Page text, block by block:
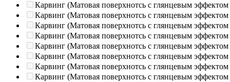
Карвинг (Матовая поверхнотсь с глянцевым эффектом
Карвинг (Матовая поверхнотсь с глянцевым эффектом
Карвинг (Матовая поверхнотсь с глянцевым эффектом
Карвинг (Матовая поверхнотсь с глянцевым эффектом
Карвинг (Матовая поверхнотсь с глянцевым эффектом
Карвинг (Матовая поверхнотсь с глянцевым эффектом
Карвинг (Матовая поверхнотсь с глянцевым эффектом
Карвинг (Матовая поверхнотсь с глянцевым эффектом